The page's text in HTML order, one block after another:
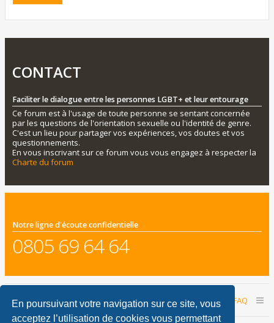
En poursuivant votre navigation sur ce site, vous
acceptez l’utilisation de cookies vous permettant
CONTACT
Faciliter le dialogue entre les personnes LGBT+ et leur entourage
Ce forum est à l'usage de toute personne se sentant concernée
par les questions de l'orientation sexuelle ou l'identité de genre.
C'est un lieu pour partager vos expériences, vos doutes et vos
questionnements.
En vous inscrivant sur ce forum vous vous engagez à respecter la
Charte du forum
Notre ligne d'écoute confidentielle
0805 69 64 64
Accueil du forum FAQ
Nous contacter